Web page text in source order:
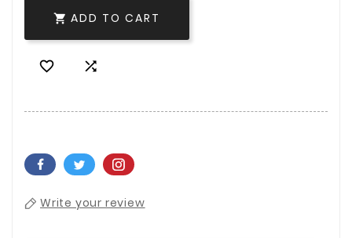
 ADD TO CART
 
Write your review